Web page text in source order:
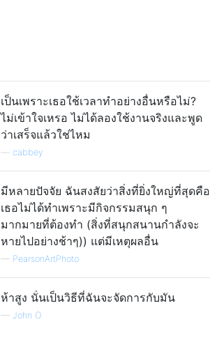
เป็นเพราะเธอใช้เวลาทำอย่างอื่นหรือไม่?
ไม่เข้าใจเหรอ ไม่ได้ลองใช้งานจริงและพูด
ว่าเสร็จแล้วใช่ไหม
cabbey
มีหลายปัจจัย ฉันสงสัยว่าสิ่งที่ยิ่งใหญ่ที่สุดคือ
เธอไม่ได้ทำเพราะมีกิจกรรมสนุก ๆ
มากมายที่ต้องทำ (สิ่งที่สนุกสนานกำลังจะ
หายไปอย่างช้าๆ)) แต่มีเหตุผลอื่น
— PearsonArtPhoto
ห้าสูง นั่นเป็นวิธีที่ฉันจะจัดการกับมัน
— John O